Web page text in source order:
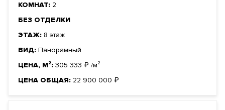
КОМНАТ: 2
БЕЗ ОТДЕЛКИ
ЭТАЖ: 8 этаж
ВИД: Панорамный
ЦЕНА, М²: 305 333 ₽ /м²
ЦЕНА ОБЩАЯ: 22 900 000 ₽